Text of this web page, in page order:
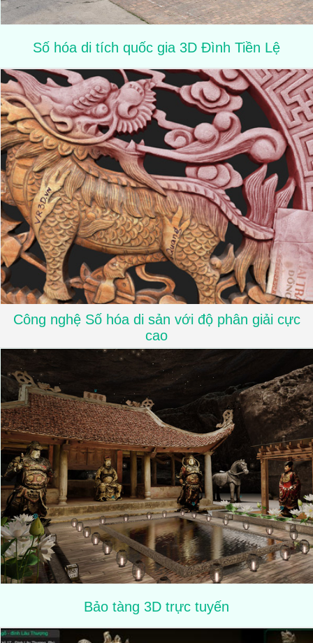
Số hóa di tích quốc gia 3D Đình Tiền Lệ
Công nghệ Số hóa di sản với độ phân giải cực
cao
Bảo tàng 3D trực tuyến